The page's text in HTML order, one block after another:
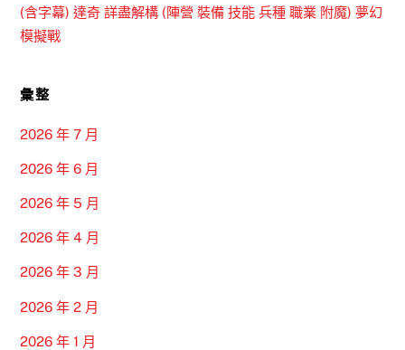
(含字幕) 達奇 詳盡解構 (陣營 裝備 技能 兵種 職業 附魔) 夢幻
模擬戰
彙整
2026 年 7 月
2026 年 6 月
2026 年 5 月
2026 年 4 月
2026 年 3 月
2026 年 2 月
2026 年 1 月